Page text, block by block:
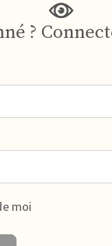
?
moi